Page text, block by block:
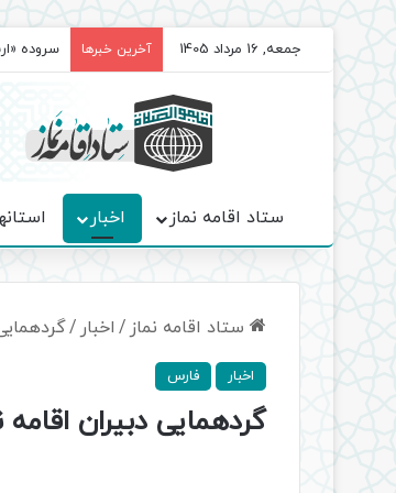
جمعه, 16 مرداد 1405 آخرین خبرها سروده‌
ستاد اقامه نماز اخبار
ستاد اقامه نماز / اخبار /
اخبار فارس
گردهمایی دبیران